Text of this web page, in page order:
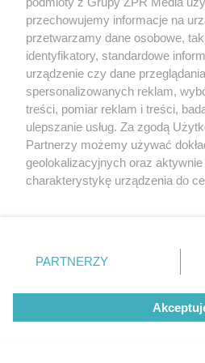
ZOBACZ WIĘCEJ
przechowujemy informacje na
przetwarzamy dane osobowe,
identyfikatory, standardowe
urządzenie czy dane
spersonalizowanych reklam,
treści, pomiar reklam i treści,
ulepszanie usług. Za zgodą
Partnerzy możemy używać
geolokalizacyjnych oraz
charakterystykę urządzenia do
zmienić/wycofać klikając
znajdujący się w lewym dolnym
rodzaje przetwarzania danych
użytkownika, ale masz prawo
przetwarzaniu. Preferencje będą
PARTNERZY